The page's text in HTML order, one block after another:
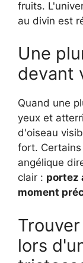
fruits.
au divin est
Une
devant
Quand une
yeux et
d'oiseau
fort.
angélique
clair : portez
moment
lors